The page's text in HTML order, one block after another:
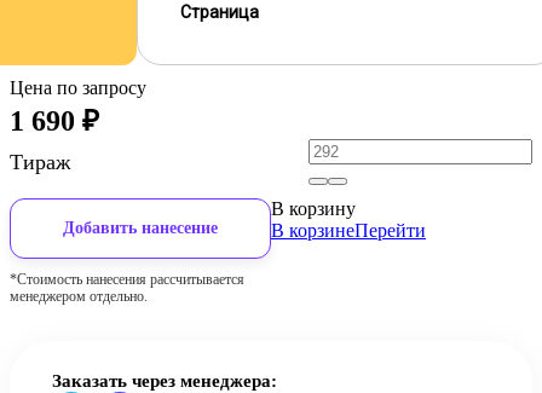
Страница
Цена по запросу
1 690 ₽
Тираж
Добавить нанесение
*Стоимость нанесения рассчитывается
менеджером отдельно.
В корзину
В корзинеПерейти
Заказать через менеджера: